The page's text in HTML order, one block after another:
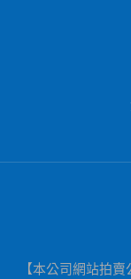
【本公司網站拍